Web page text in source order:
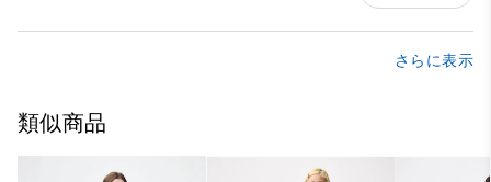
さらに表示
類似商品